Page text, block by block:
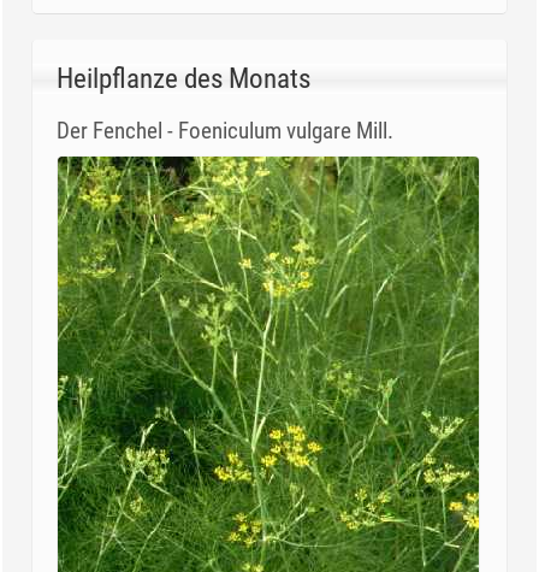
Eltern
medizini
Heilpflanze des Monats
Der Fenchel - Foeniculum vulgare Mill.